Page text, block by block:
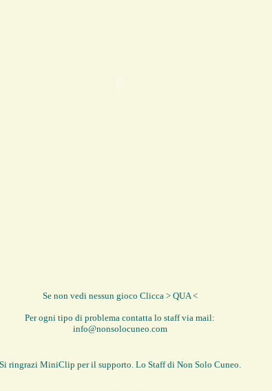
Se non vedi nessun gioco Clicca > QUA <
Per ogni tipo di problema contatta lo staff via mail:
info@nonsolocuneo.com
Si ringrazi MiniClip per il supporto. Lo Staff di Non Solo Cuneo.